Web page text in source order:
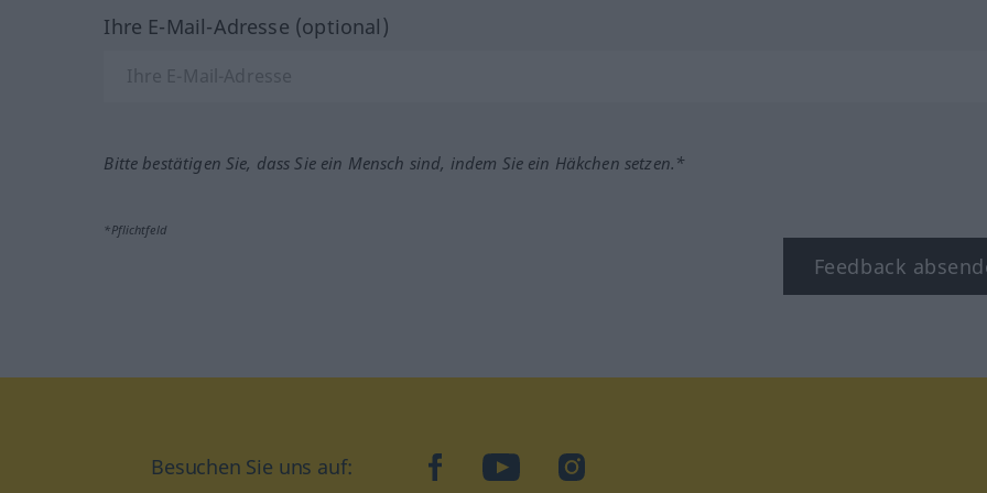
Ihre E-Mail-Adresse (optional)
Bitte bestätigen Sie, dass Sie ein Mensch sind, indem Sie ein Häkchen setzen.*
*Pflichtfeld
Feedback
Besuchen Sie uns auf: facebookYouTubeInstagram